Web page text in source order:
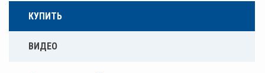
КУПИТЬ
ВИДЕО